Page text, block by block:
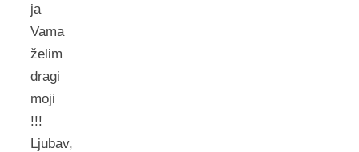
ja
Vama
želim
dragi
moji
!!!
Ljubav,